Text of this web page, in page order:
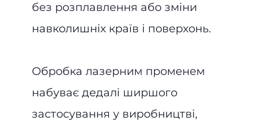
без розплавлення або зміни
навколишніх країв і поверхонь.
Обробка лазерним променем
набуває дедалі ширшого
застосування у виробництві,